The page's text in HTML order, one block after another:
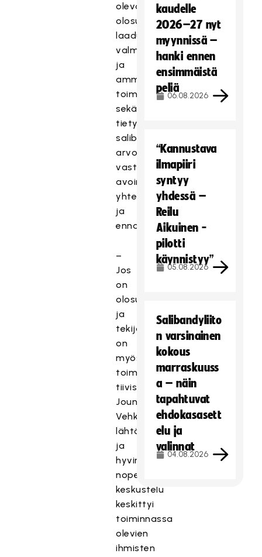
olevat
olosuhteet,
laadukas
valmennus
ja
ammattimainen
toiminta
sekä
tietysti
salibandyn
arvot:
vastuullisuus,
avoimuus,
yhteisöllisyys
ja
ennakkoluulottomuus.
–
Jos
on
olosuhteet
ja
tekijät,
on
myös
toimintaa,
tiivisti
Jouni
Vehkaoja
lähtökohdan,
ja
hyvin
nopeasti
keskustelu
keskittyi
toiminnassa
olevien
ihmisten
kaudelle
2026–27 nyt
myynnissä –
hanki ennen
ensimmäistä
peliä
06.08.2026
“Kannustava
ilmapiiri
syntyy
yhdessä –
Reilu
Aikuinen -
pilotti
käynnistyy”
05.08.2026
Salibandyliito
n varsinainen
kokous
marraskuuss
a – näin
tapahtuvat
ehdokasasett
elu ja
valinnat
04.08.2026